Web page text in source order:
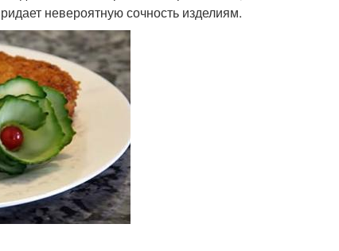
невероятную сочность изделиям.